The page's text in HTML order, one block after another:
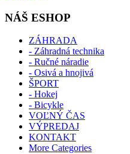
NÁŠ ESHOP
ZÁHRADA
- Záhradná technika
- Ručné náradie
- Osivá a hnojivá
ŠPORT
- Hokej
- Bicykle
VOĽNÝ ČAS
VÝPREDAJ
KONTAKT
More Categories